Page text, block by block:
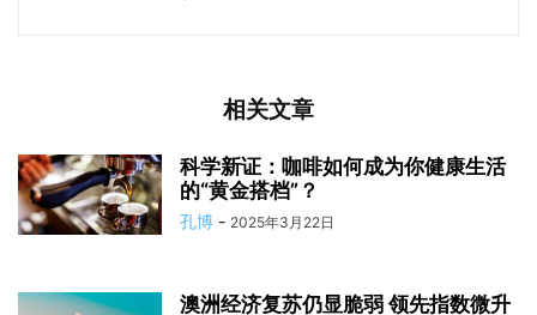
相关文章
科学新证：咖啡如何成为你健康生活
的“黄金搭档”？
孔博 - 2025年3月22日
澳洲经济复苏仍显脆弱 领先指数微升